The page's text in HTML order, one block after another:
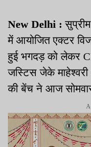
New Delhi :
में आयोजित एक्टर
हुई भगदड़ को लेकर
जस्टिस जेके
की बेंच ने आज